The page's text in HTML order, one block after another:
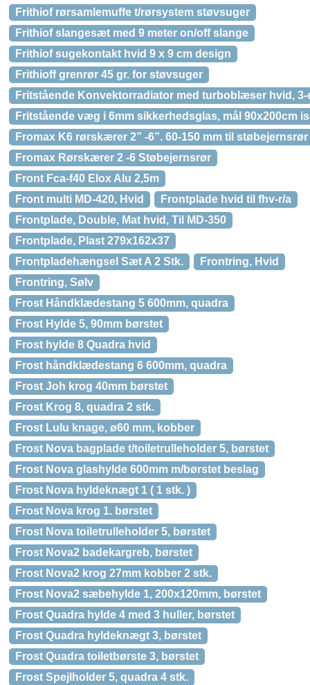
Frithiof rørsamlemuffe t/rørsystem støvsuger
Frithiof slangesæt med 9 meter on/off slange
Frithiof sugekontakt hvid 9 x 9 cm design
Frithioff grenrør 45 gr. for støvsuger
Fritstående Konvektorradiator med turboblæser hvid,
Fritstående væg i 6mm sikkerhedsglas, mål 90x200cm
Fromax K6 rørskærer 2” -6”. 60-150 mm til støbejernsrør
Fromax Rørskærer 2 -6 Støbejernsrør
Front Fca-f40 Elox Alu 2,5m
Front multi MD-420, Hvid
Frontplade hvid til fhv-r/a
Frontplade, Double, Mat hvid, Til MD-350
Frontplade, Plast 279x162x37
Frontpladehængsel Sæt A 2 Stk.
Frontring, Hvid
Frontring, Sølv
Frost Håndklædestang 5 600mm, quadra
Frost Hylde 5, 90mm børstet
Frost hylde 8 Quadra hvid
Frost håndklædestang 6 600mm, quadra
Frost Joh krog 40mm børstet
Frost Krog 8, quadra 2 stk.
Frost Lulu knage, ø60 mm, kobber
Frost Nova bagplade t/toiletrulleholder 5, børstet
Frost Nova glashylde 600mm m/børstet beslag
Frost Nova hyldeknægt 1 ( 1 stk. )
Frost Nova krog 1. børstet
Frost Nova toiletrulleholder 5, børstet
Frost Nova2 badekargreb, børstet
Frost Nova2 krog 27mm kobber 2 stk.
Frost Nova2 sæbehylde 1, 200x120mm, børstet
Frost Quadra hylde 4 med 3 huller, børstet
Frost Quadra hyldeknægt 3, børstet
Frost Quadra toiletbørste 3, børstet
Frost Spejlholder 5, quadra 4 stk.